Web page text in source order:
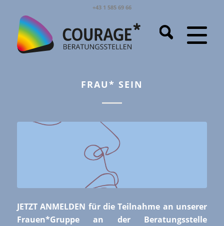
+43 1 585 69 66
FRAU* SEIN
JETZT ANMELDEN für die Teilnahme an unserer
Frauen*Gruppe an der Beratungsstelle